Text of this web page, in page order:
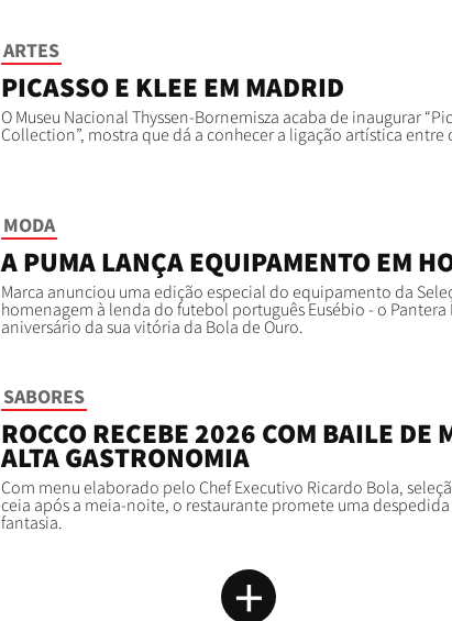
ARTES
PICASSO E KLEE EM MADRID
O Museu Nacional Thyssen-Bornemisza acaba de inaugurar
Collection”, mostra que dá a conhecer a ligação artística
MODA
A PUMA LANÇA EQUIPAMENTO EM
Marca anunciou uma edição especial do equipamento da
homenagem à lenda do futebol português Eusébio - o Pantera
aniversário da sua vitória da Bola de Ouro.
SABORES
ROCCO RECEBE 2026 COM BAILE DE
ALTA GASTRONOMIA
Com menu elaborado pelo Chef Executivo Ricardo Bola,
ceia após a meia-noite, o restaurante promete uma
fantasia.
+